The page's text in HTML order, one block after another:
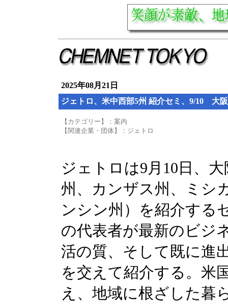
2025年08月21日
ジェトロ、米中西部5州 紹介セミ、9/10 大阪
【カテゴリー】：案内
【関連企業・団体】：ジェトロ
ジェトロは9月10日、
州、カンザス州、ミシ
ンシン州）を紹介する
の代表者が最新のビジ
活の質、そして既に進
を交えて紹介する。米
え、地域に根ざした暮